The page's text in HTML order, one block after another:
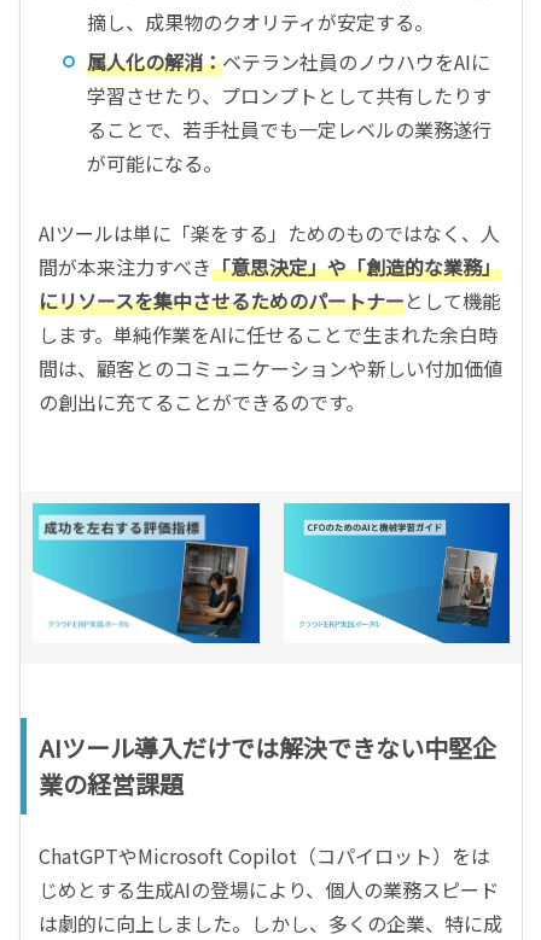
摘し、成果物のクオリティが安定する。
属人化の解消：ベテラン社員のノウハウをAIに
学習させたり、プロンプトとして共有したりす
ることで、若手社員でも一定レベルの業務遂行
が可能になる。
AIツールは単に「楽をする」ためのものではなく、人
間が本来注力すべき「意思決定」や「創造的な業務」
にリソースを集中させるためのパートナーとして機能
します。単純作業をAIに任せることで生まれた余白時
間は、顧客とのコミュニケーションや新しい付加価値
の創出に充てることができるのです。
AIツール導入だけでは解決できない中堅企
業の経営課題
ChatGPTやMicrosoft Copilot（コパイロット）をは
じめとする生成AIの登場により、個人の業務スピード
は劇的に向上しました。しかし、多くの企業、特に成